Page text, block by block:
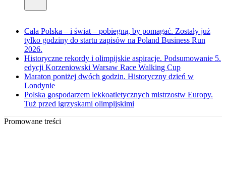
Cała Polska – i świat – pobiegną, by pomagać. Zostały już
tylko godziny do startu zapisów na Poland Business Run
2026.
Historyczne rekordy i olimpijskie aspiracje. Podsumowanie 5.
edycji Korzeniowski Warsaw Race Walking Cup
Maraton poniżej dwóch godzin. Historyczny dzień w
Londynie
Polska gospodarzem lekkoatletycznych mistrzostw Europy.
Tuż przed igrzyskami olimpijskimi
Promowane treści